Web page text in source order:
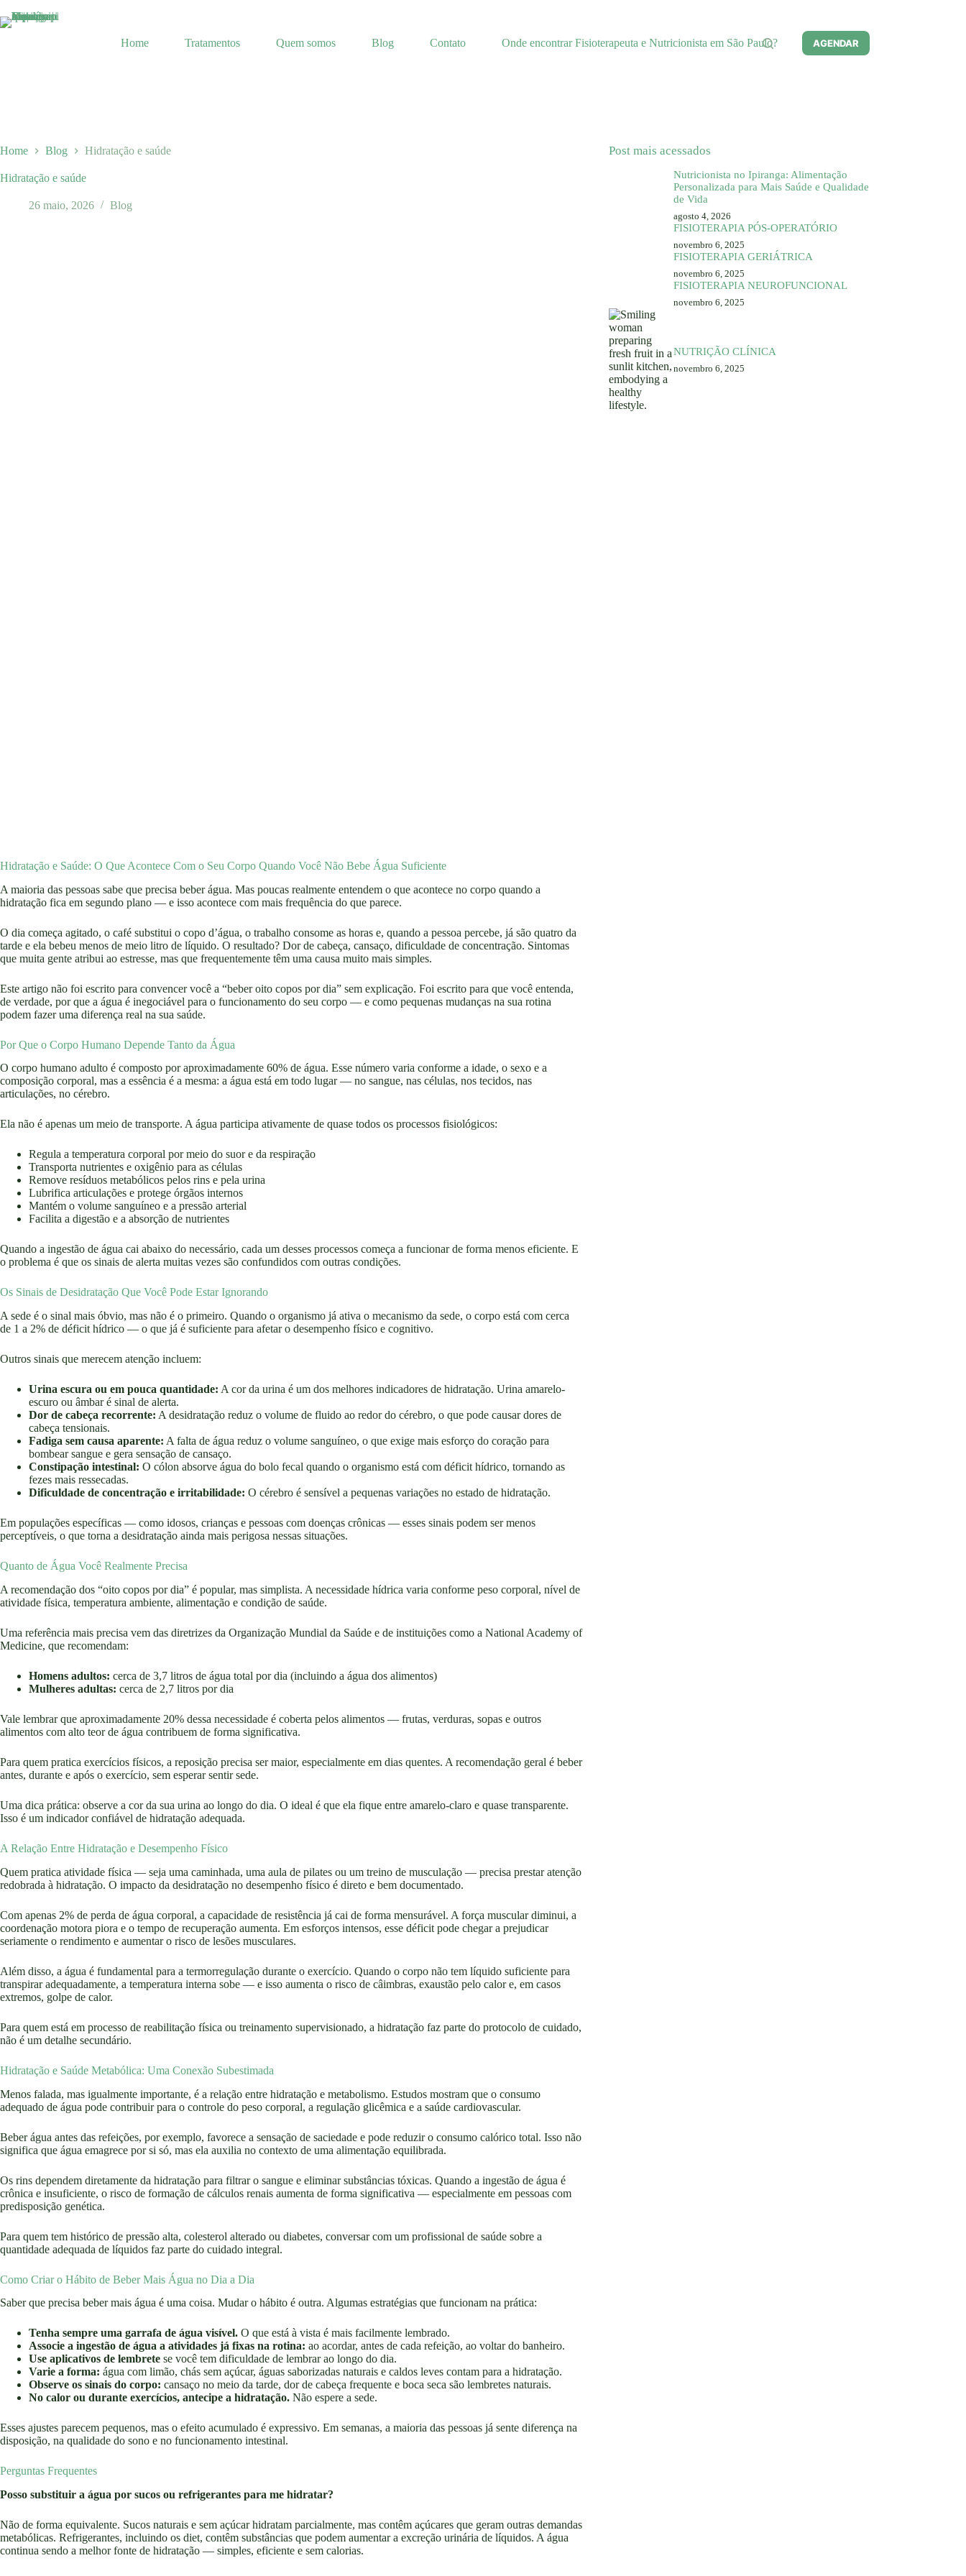
para
o
Home Tratamentos Quem somos Blog Contato Onde encontrar Fisioterapeuta e Nutricionista em São Paulo? AGENDAR
Home Blog Hidratação e saúde
Hidratação e saúde
26 maio, 2026 Blog
Hidratação e Saúde: O Que Acontece Com o Seu Corpo Quando Você Não Bebe Água Suficiente
A maioria das pessoas sabe que precisa beber água. Mas poucas realmente entendem o que acontece no corpo quando a
hidratação fica em segundo plano — e isso acontece com mais frequência do que parece.
O dia começa agitado, o café substitui o copo d’água, o trabalho consome as horas e, quando a pessoa percebe, já são quatro da
tarde e ela bebeu menos de meio litro de líquido. O resultado? Dor de cabeça, cansaço, dificuldade de concentração. Sintomas
que muita gente atribui ao estresse, mas que frequentemente têm uma causa muito mais simples.
Este artigo não foi escrito para convencer você a “beber oito copos por dia” sem explicação. Foi escrito para que você entenda,
de verdade, por que a água é inegociável para o funcionamento do seu corpo — e como pequenas mudanças na sua rotina
podem fazer uma diferença real na sua saúde.
Por Que o Corpo Humano Depende Tanto da Água
O corpo humano adulto é composto por aproximadamente 60% de água. Esse número varia conforme a idade, o sexo e a
composição corporal, mas a essência é a mesma: a água está em todo lugar — no sangue, nas células, nos tecidos, nas
articulações, no cérebro.
Ela não é apenas um meio de transporte. A água participa ativamente de quase todos os processos fisiológicos:
Regula a temperatura corporal por meio do suor e da respiração
Transporta nutrientes e oxigênio para as células
Remove resíduos metabólicos pelos rins e pela urina
Lubrifica articulações e protege órgãos internos
Mantém o volume sanguíneo e a pressão arterial
Facilita a digestão e a absorção de nutrientes
Quando a ingestão de água cai abaixo do necessário, cada um desses processos começa a funcionar de forma menos eficiente. E
o problema é que os sinais de alerta muitas vezes são confundidos com outras condições.
Os Sinais de Desidratação Que Você Pode Estar Ignorando
A sede é o sinal mais óbvio, mas não é o primeiro. Quando o organismo já ativa o mecanismo da sede, o corpo está com cerca
de 1 a 2% de déficit hídrico — o que já é suficiente para afetar o desempenho físico e cognitivo.
Outros sinais que merecem atenção incluem:
Urina escura ou em pouca quantidade: A cor da urina é um dos melhores indicadores de hidratação. Urina amarelo-
escuro ou âmbar é sinal de alerta.
Dor de cabeça recorrente: A desidratação reduz o volume de fluido ao redor do cérebro, o que pode causar dores de
cabeça tensionais.
Fadiga sem causa aparente: A falta de água reduz o volume sanguíneo, o que exige mais esforço do coração para
bombear sangue e gera sensação de cansaço.
Constipação intestinal: O cólon absorve água do bolo fecal quando o organismo está com déficit hídrico, tornando as
fezes mais ressecadas.
Dificuldade de concentração e irritabilidade: O cérebro é sensível a pequenas variações no estado de hidratação.
Em populações específicas — como idosos, crianças e pessoas com doenças crônicas — esses sinais podem ser menos
perceptíveis, o que torna a desidratação ainda mais perigosa nessas situações.
Quanto de Água Você Realmente Precisa
A recomendação dos “oito copos por dia” é popular, mas simplista. A necessidade hídrica varia conforme peso corporal, nível de
atividade física, temperatura ambiente, alimentação e condição de saúde.
Uma referência mais precisa vem das diretrizes da Organização Mundial da Saúde e de instituições como a National Academy of
Medicine, que recomendam:
Homens adultos: cerca de 3,7 litros de água total por dia (incluindo a água dos alimentos)
Mulheres adultas: cerca de 2,7 litros por dia
Vale lembrar que aproximadamente 20% dessa necessidade é coberta pelos alimentos — frutas, verduras, sopas e outros
alimentos com alto teor de água contribuem de forma significativa.
Para quem pratica exercícios físicos, a reposição precisa ser maior, especialmente em dias quentes. A recomendação geral é beber
antes, durante e após o exercício, sem esperar sentir sede.
Uma dica prática: observe a cor da sua urina ao longo do dia. O ideal é que ela fique entre amarelo-claro e quase transparente.
Isso é um indicador confiável de hidratação adequada.
A Relação Entre Hidratação e Desempenho Físico
Quem pratica atividade física — seja uma caminhada, uma aula de pilates ou um treino de musculação — precisa prestar atenção
redobrada à hidratação. O impacto da desidratação no desempenho físico é direto e bem documentado.
Com apenas 2% de perda de água corporal, a capacidade de resistência já cai de forma mensurável. A força muscular diminui, a
coordenação motora piora e o tempo de recuperação aumenta. Em esforços intensos, esse déficit pode chegar a prejudicar
seriamente o rendimento e aumentar o risco de lesões musculares.
Além disso, a água é fundamental para a termorregulação durante o exercício. Quando o corpo não tem líquido suficiente para
transpirar adequadamente, a temperatura interna sobe — e isso aumenta o risco de câimbras, exaustão pelo calor e, em casos
extremos, golpe de calor.
Para quem está em processo de reabilitação física ou treinamento supervisionado, a hidratação faz parte do protocolo de cuidado,
não é um detalhe secundário.
Hidratação e Saúde Metabólica: Uma Conexão Subestimada
Menos falada, mas igualmente importante, é a relação entre hidratação e metabolismo. Estudos mostram que o consumo
adequado de água pode contribuir para o controle do peso corporal, a regulação glicêmica e a saúde cardiovascular.
Beber água antes das refeições, por exemplo, favorece a sensação de saciedade e pode reduzir o consumo calórico total. Isso não
significa que água emagrece por si só, mas ela auxilia no contexto de uma alimentação equilibrada.
Os rins dependem diretamente da hidratação para filtrar o sangue e eliminar substâncias tóxicas. Quando a ingestão de água é
crônica e insuficiente, o risco de formação de cálculos renais aumenta de forma significativa — especialmente em pessoas com
predisposição genética.
Para quem tem histórico de pressão alta, colesterol alterado ou diabetes, conversar com um profissional de saúde sobre a
quantidade adequada de líquidos faz parte do cuidado integral.
Como Criar o Hábito de Beber Mais Água no Dia a Dia
Saber que precisa beber mais água é uma coisa. Mudar o hábito é outra. Algumas estratégias que funcionam na prática:
Tenha sempre uma garrafa de água visível. O que está à vista é mais facilmente lembrado.
Associe a ingestão de água a atividades já fixas na rotina: ao acordar, antes de cada refeição, ao voltar do banheiro.
Use aplicativos de lembrete se você tem dificuldade de lembrar ao longo do dia.
Varie a forma: água com limão, chás sem açúcar, águas saborizadas naturais e caldos leves contam para a hidratação.
Observe os sinais do corpo: cansaço no meio da tarde, dor de cabeça frequente e boca seca são lembretes naturais.
No calor ou durante exercícios, antecipe a hidratação. Não espere a sede.
Esses ajustes parecem pequenos, mas o efeito acumulado é expressivo. Em semanas, a maioria das pessoas já sente diferença na
disposição, na qualidade do sono e no funcionamento intestinal.
Perguntas Frequentes
Posso substituir a água por sucos ou refrigerantes para me hidratar?
Não de forma equivalente. Sucos naturais e sem açúcar hidratam parcialmente, mas contêm açúcares que geram outras demandas
metabólicas. Refrigerantes, incluindo os diet, contêm substâncias que podem aumentar a excreção urinária de líquidos. A água
continua sendo a melhor fonte de hidratação — simples, eficiente e sem calorias.
Post mais acessados
Nutricionista no Ipiranga: Alimentação
Personalizada para Mais Saúde e Qualidade
de Vida
agosto 4, 2026
FISIOTERAPIA PÓS-OPERATÓRIO
novembro 6, 2025
FISIOTERAPIA GERIÁTRICA
novembro 6, 2025
FISIOTERAPIA NEUROFUNCIONAL
novembro 6, 2025
NUTRIÇÃO CLÍNICA
novembro 6, 2025